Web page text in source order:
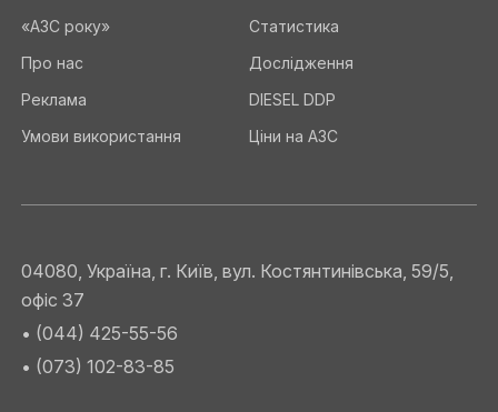
«АЗС року»
Про нас
Реклама
Умови використання
Статистика
Дослідження
DIESEL DDP
Ціни на АЗС
04080, Україна, г. Київ, вул. Костянтинівська, 59/5,
офіс 37
• (044) 425-55-56
• (073) 102-83-85